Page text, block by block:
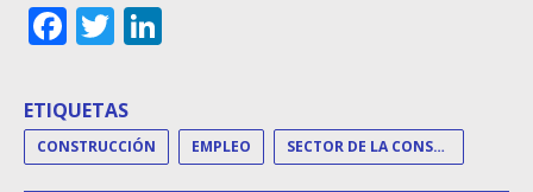
Facebook
Twitter
ETIQUETAS
CONSTRUCCIÓN EMPLEO SECTOR DE LA CONSTRUCCIÓN